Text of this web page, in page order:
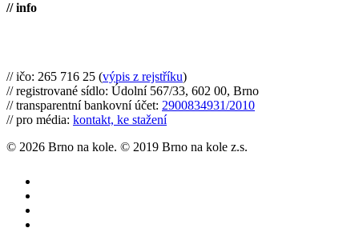
// info
// ičo: 265 716 25 (výpis z rejstříku)
// registrované sídlo: Údolní 567/33, 602 00, Brno
// transparentní bankovní účet: 2900834931/2010
// pro média: kontakt, ke stažení
© 2026 Brno na kole. © 2019 Brno na kole z.s.